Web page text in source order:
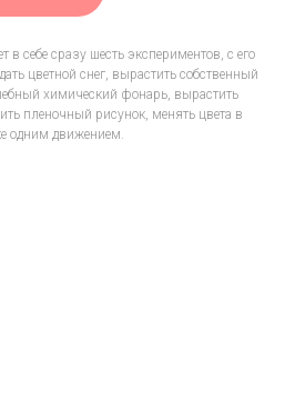
в себе сразу шесть экспериментов, с его
цветной снег, вырастить собственный
химический фонарь, вырастить
пленочный рисунок, менять цвета в
одним движением.